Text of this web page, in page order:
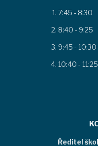
7:45 - 8:30
8:40 - 9:25
9:45 - 10:30
10:40 - 11:25
Ředitel